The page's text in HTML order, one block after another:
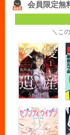
会員限定無
＼こ